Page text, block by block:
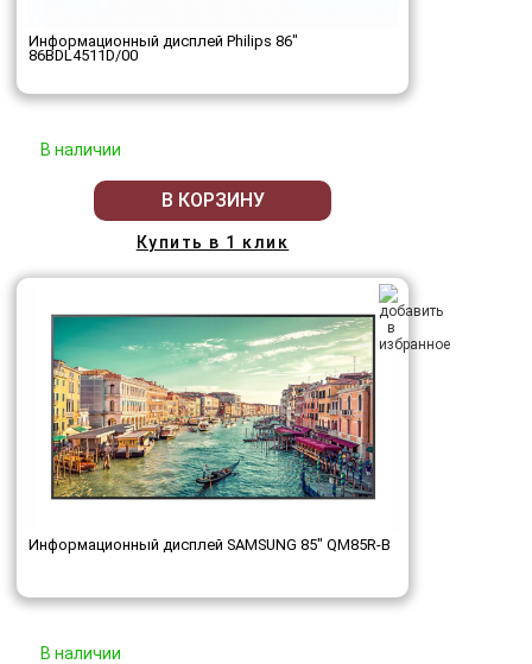
Информационный дисплей Philips 86"
86BDL4511D/00
В наличии
В КОРЗИНУ
Купить в 1 клик
Информационный дисплей SAMSUNG 85" QM85R-B
В наличии